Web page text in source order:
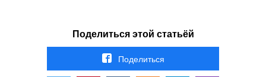
Поделиться этой статьёй
Поделиться